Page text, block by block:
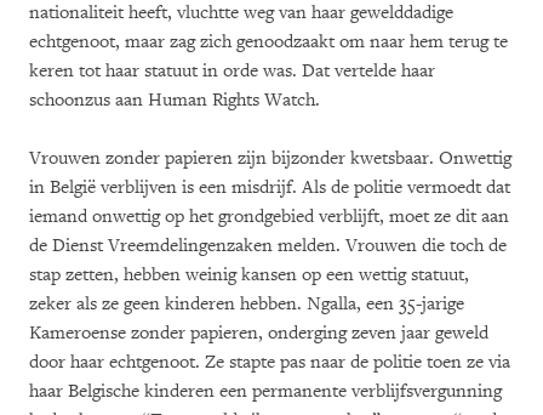
nationaliteit heeft, vluchtte weg van haar gewelddadige
echtgenoot, maar zag zich genoodzaakt om naar hem terug te
keren tot haar statuut in orde was. Dat vertelde haar
schoonzus aan Human Rights Watch.
Vrouwen zonder papieren zijn bijzonder kwetsbaar. Onwettig
in België verblijven is een misdrijf. Als de politie vermoedt dat
iemand onwettig op het grondgebied verblijft, moet ze dit aan
de Dienst Vreemdelingenzaken melden. Vrouwen die toch de
stap zetten, hebben weinig kansen op een wettig statuut,
zeker als ze geen kinderen hebben. Ngalla, een 35-jarige
Kameroense zonder papieren, onderging zeven jaar geweld
door haar echtgenoot. Ze stapte pas naar de politie toen ze via
haar Belgische kinderen een permanente verblijfsvergunning